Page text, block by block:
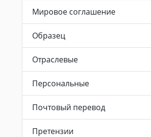
Мировое соглашение
Образец
Отраслевые
Персональные
Почтовый перевод
Претензии